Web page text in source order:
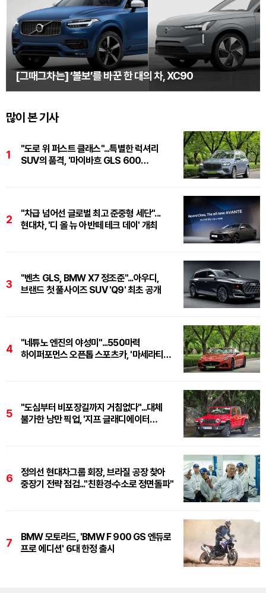
[그때그차는] ‘볼보’를 바꾼 한 대의 차, XC90
많이 본 기사
1
"도로 위 퍼스트 클래스"...특별한 럭셔리
SUV의 품격, '마이바흐 GLS 600
2
"차급 넘어선 글로벌 최고 준중형 세단"...
현대차, '디 올 뉴 아반떼 테크 데이' 개최
3
"벤츠 GLS, BMW X7 정조준"...아우디,
브랜드 첫 풀사이즈 SUV 'Q9' 최초 공개
4
"네튜노 엔진의 야성미"...550마력
하이퍼포먼스 오픈톱 스포츠카, '마세라티
5
"도심부터 비포장길까지 거침없다"...대체
불가한 낭만 픽업, '지프 글래디에이터
6
정의선 현대차그룹 회장, 브라질 공장 찾아
중장기 전략 점검..."친환경·수소로 정면돌파"
7
BMW 모토라드, 'BMW F 900 GS 엔듀로
프로 에디션' 6대 한정 출시